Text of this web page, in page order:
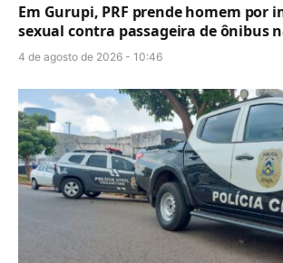
Em Gurupi, PRF prende homem por
sexual contra passageira de ônibus
4 de agosto de 2026 - 10:46